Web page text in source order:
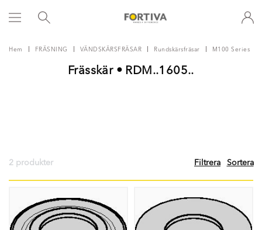
Hem FRÄSNING VÄNDSKÄRSFRÄSAR Rundskärsfräsar M100 Series
Frässkär • RDM..1605..
2 produkter Filtrera Sortera